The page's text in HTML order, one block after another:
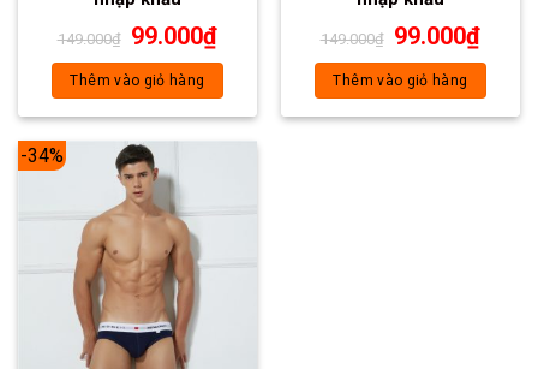
149.000₫ 99.000₫
Thêm vào giỏ hàng
149.000₫ 99.000₫
Thêm vào giỏ hàng
-34%